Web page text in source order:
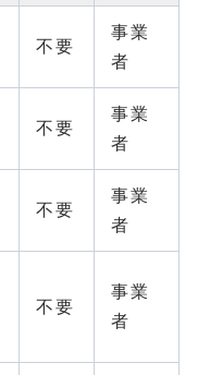
不要
事業
者
不要
事業
者
不要
事業
者
不要
事業
者